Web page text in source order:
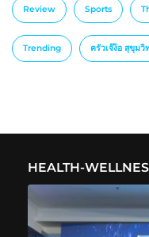
Review Sports
Trending ครัวเจ๊ง้อ สุขุมวิ
HEALTH-